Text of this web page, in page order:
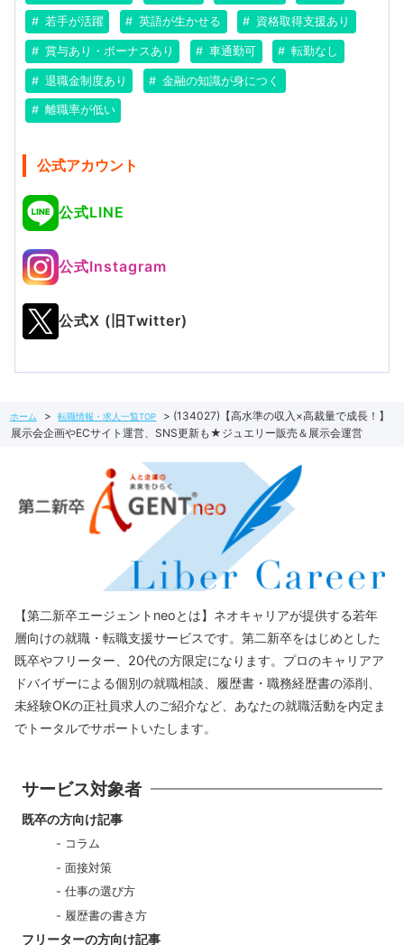
若手が活躍 英語が生かせる 資格取得支援あり
賞与あり・ボーナスあり 車通勤可 転勤なし
退職金制度あり 金融の知識が身につく
離職率が低い
公式アカウント
公式LINE
公式Instagram
公式X (旧Twitter)
ホーム 転職情報・求人一覧TOP
(134027)【高水準の収入×高裁量で成長！】
展示会企画やECサイト運営、SNS更新も★ジュエリー販売＆展示会運営
【第二新卒エージェントneoとは】ネオキャリアが提供する若年
層向けの就職・転職支援サービスです。第二新卒をはじめとした
既卒やフリーター、20代の方限定になります。プロのキャリアア
ドバイザーによる個別の就職相談、履歴書・職務経歴書の添削、
未経験OKの正社員求人のご紹介など、あなたの就職活動を内定ま
でトータルでサポートいたします。
サービス対象者
既卒の方向け記事
コラム
面接対策
仕事の選び方
履歴書の書き方
フリーターの方向け記事